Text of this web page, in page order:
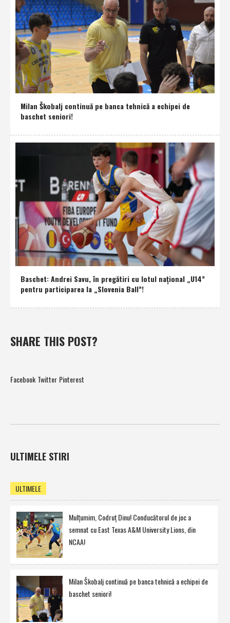
Milan Škobalj continuă pe banca tehnică a echipei de
baschet seniori!
Baschet: Andrei Savu, în pregătiri cu lotul naţional „U14”
pentru participarea la „Slovenia Ball”!
SHARE THIS POST?
Facebook Twitter Pinterest
ULTIMELE STIRI
ULTIMELE
Mulţumim, Codruţ Dinu! Conducătorul de joc a
semnat cu East Texas A&M University Lions, din
NCAA!
Milan Škobalj continuă pe banca tehnică a echipei de
baschet seniori!